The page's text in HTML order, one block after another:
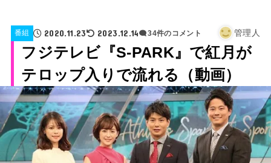
番組 2020.11.23 2023.12.14 34件のコメント 管理人
フジテレビ『S-PARK』で紅月が
テロップ入りで流れる（動画）